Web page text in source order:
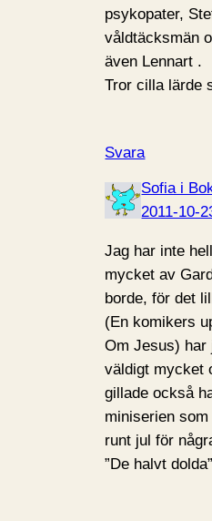
psykopater,
våldtäcksmän
även Lennart .
Tror cilla lärde
Svara
Sofia i
2011-10-
Jag har inte
mycket av
borde, för det
(En komikers
Om Jesus) har
väldigt mycket
gillade också
miniserien
runt jul för
”De halvt